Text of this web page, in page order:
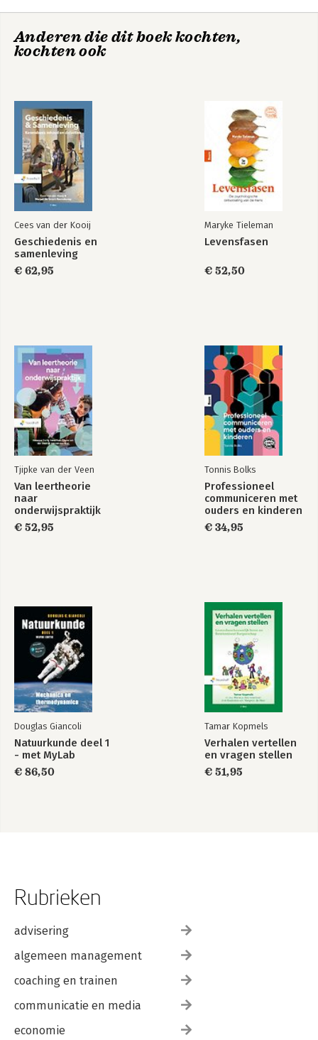
Anderen die dit boek kochten,
kochten ook
Cees van der Kooij
Geschiedenis en
samenleving
€ 62,95
Maryke Tieleman
Levensfasen
€ 52,50
Tjipke van der Veen
Van leertheorie
naar
onderwijspraktijk
€ 52,95
Tonnis Bolks
Professioneel
communiceren met
ouders en kinderen
€ 34,95
Douglas Giancoli
Natuurkunde deel 1
- met MyLab
€ 86,50
Tamar Kopmels
Verhalen vertellen
en vragen stellen
€ 51,95
Rubrieken
advisering
algemeen management
coaching en trainen
communicatie en media
economie